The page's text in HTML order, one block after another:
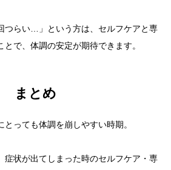
つらい…」という方は、セルフケアと専
で、体調の安定が期待できます。
まとめ
っても体調を崩しやすい時期。
症状が出てしまった時のセルフケア・専